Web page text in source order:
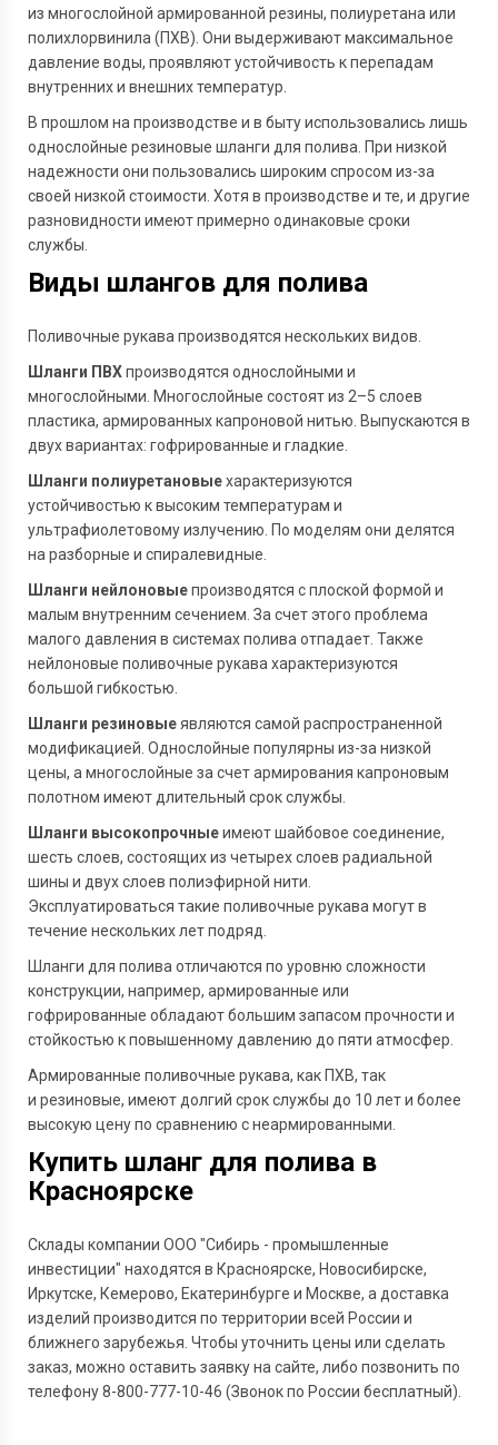
из многослойной армированной резины, полиуретана или
полихлорвинила (ПХВ). Они выдерживают максимальное
давление воды, проявляют устойчивость к перепадам
внутренних и внешних температур.
В прошлом на производстве и в быту использовались лишь
однослойные резиновые шланги для полива. При низкой
надежности они пользовались широким спросом из-за
своей низкой стоимости. Хотя в производстве и те, и другие
разновидности имеют примерно одинаковые сроки
службы.
Виды шлангов для полива
Поливочные рукава производятся нескольких видов.
Шланги ПВХпроизводятся однослойными и
многослойными. Многослойные состоят из 2–5 слоев
пластика, армированных капроновой нитью. Выпускаются в
двух вариантах: гофрированные и гладкие.
Шланги полиуретановыехарактеризуются
устойчивостью к высоким температурам и
ультрафиолетовому излучению. По моделям они делятся
на разборные и спиралевидные.
Шланги нейлоновыепроизводятся с плоской формой и
малым внутренним сечением. За счет этого проблема
малого давления в системах полива отпадает. Также
нейлоновые поливочные рукава характеризуются
большой гибкостью.
Шланги резиновыеявляются самой распространенной
модификацией. Однослойные популярны из-за низкой
цены, а многослойные за счет армирования капроновым
полотном имеют длительный срок службы.
Шланги высокопрочныеимеют шайбовое соединение,
шесть слоев, состоящих из четырех слоев радиальной
шины и двух слоев полиэфирной нити.
Эксплуатироваться такие поливочные рукава могут в
течение нескольких лет подряд.
Шланги для полива отличаются по уровню сложности
конструкции, например, армированные или
гофрированные обладают большим запасом прочности и
стойкостью к повышенному давлению до пяти атмосфер.
Армированные поливочные рукава, как ПХВ, так
и резиновые, имеют долгий срок службы до 10 лет и более
высокую цену по сравнению с неармированными.
Купить шланг для полива в
Красноярске
Склады компании ООО "Сибирь - промышленные
инвестиции" находятся в Красноярске, Новосибирске,
Иркутске, Кемерово, Екатеринбурге и Москве, а доставка
изделий производится по территории всей России и
ближнего зарубежья. Чтобы уточнить цены или сделать
заказ, можно оставить заявку на сайте, либо позвонить по
телефону 8-800-777-10-46 (Звонок по России бесплатный).